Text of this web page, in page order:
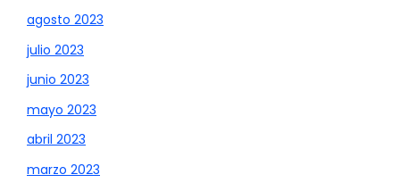
agosto 2023
julio 2023
junio 2023
mayo 2023
abril 2023
marzo 2023